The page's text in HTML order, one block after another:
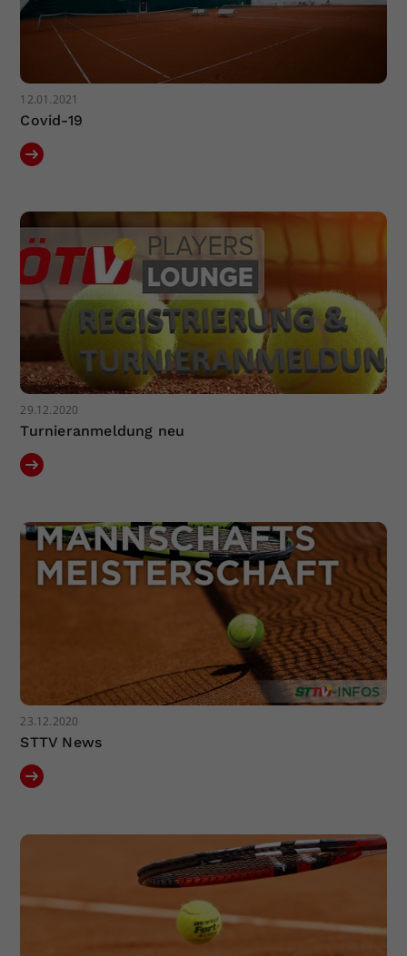
12.01.2021
Covid-19
29.12.2020
Turnieranmeldung neu
23.12.2020
STTV News